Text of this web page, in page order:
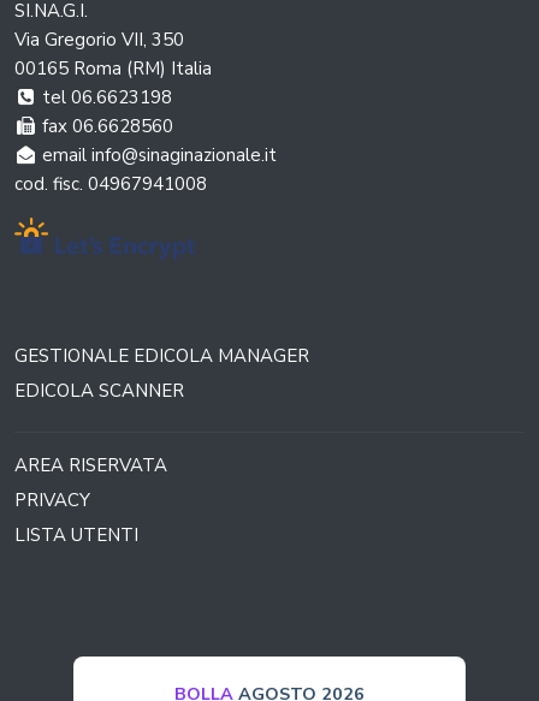
SI.NA.G.I.
Via Gregorio VII, 350
00165 Roma (RM) Italia
tel 06.6623198
fax 06.6628560
email info@sinaginazionale.it
cod. fisc. 04967941008
GESTIONALE EDICOLA MANAGER
EDICOLA SCANNER
AREA RISERVATA
PRIVACY
LISTA UTENTI
BOLLA AGOSTO 2026